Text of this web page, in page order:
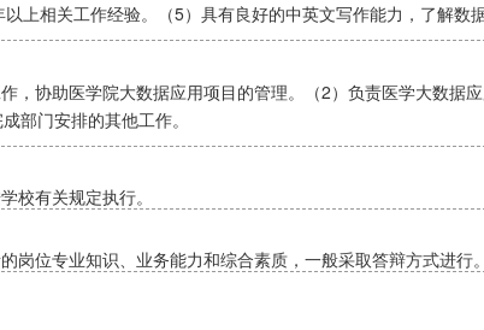
上相关工作经验。（5）具有良好的中英文写作能力，了解数
，协助医学院大数据应用项目的管理。（2）负责医学大数据
部门安排的其他工作。
校有关规定执行。
位专业知识、业务能力和综合素质，一般采取答辩方式进行。